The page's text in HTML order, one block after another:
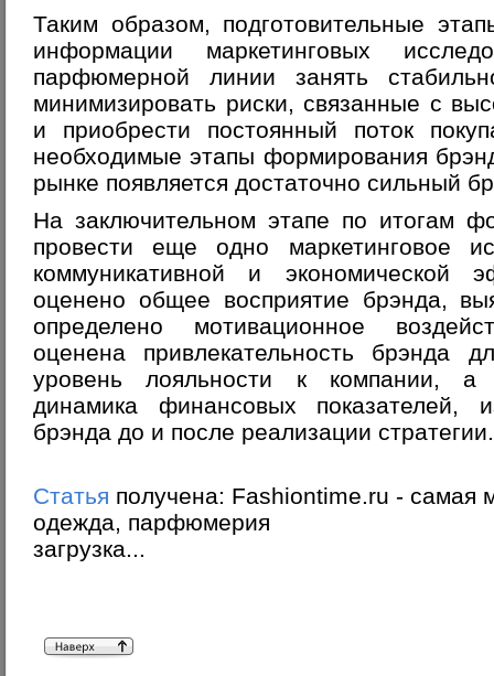
Таким образом, подготовительные
информации маркетинговых
парфюмерной линии занять
минимизировать риски, связанные с
и приобрести постоянный поток
необходимые этапы формирования
рынке появляется достаточно сильный
На заключительном этапе по итогам
провести еще одно маркетинговое
коммуникативной и экономической
оценено общее восприятие брэнда,
определено мотивационное
оценена привлекательность брэнда
уровень лояльности к компании, а
динамика финансовых показателей,
брэнда до и после реализации стратегии.
Статья получена: Fashiontime.ru -
одежда, парфюмерия
загрузка...